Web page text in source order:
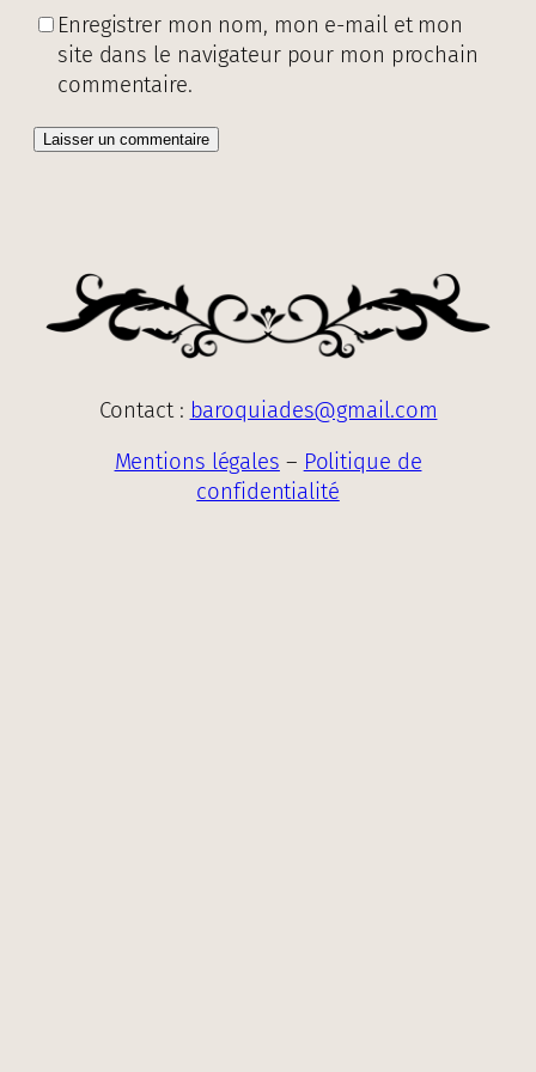
Enregistrer mon nom, mon e-mail et mon
site dans le navigateur pour mon prochain
commentaire.
Contact : baroquiades@gmail.com
Mentions légales – Politique de
confidentialité